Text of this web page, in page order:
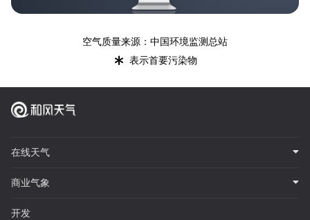
空气质量来源：中国环境监测总站
* 表示首要污染物
在线天气
商业气象
开发